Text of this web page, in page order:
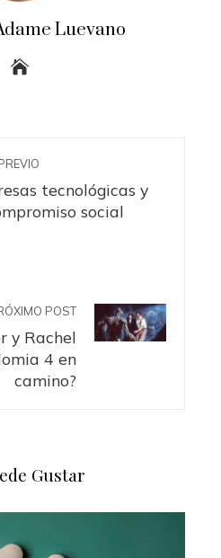
Luevano
tecnológicas y
social
POST
y Rachel
4 en
camino?
Gustar